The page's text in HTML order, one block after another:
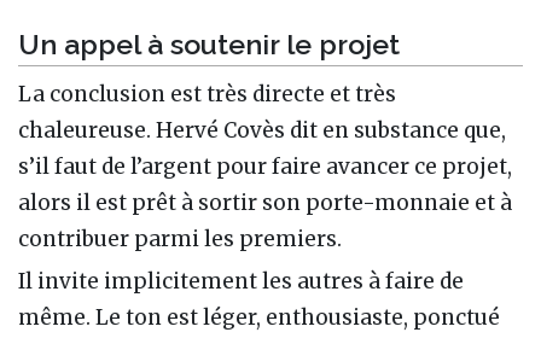
Un appel à soutenir le projet
La conclusion est très directe et très
chaleureuse. Hervé Covès dit en substance que,
s’il faut de l’argent pour faire avancer ce projet,
alors il est prêt à sortir son porte-monnaie et à
contribuer parmi les premiers.
Il invite implicitement les autres à faire de
même. Le ton est léger, enthousiaste, ponctué